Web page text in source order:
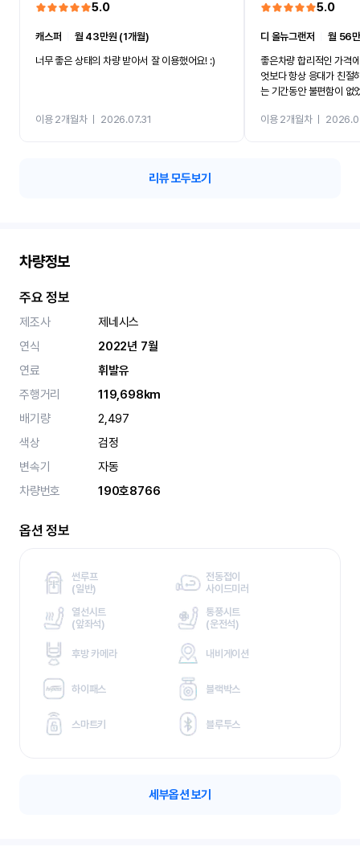
5.0
캐스퍼
월 43만원 (1개월)
너무 좋은 상태의 차량 받아서 잘 이용했어요! :)
이용 2개월차ㅣ 2026.07.31
5.0
디 올뉴그랜저 ㅣ월 56
좋은차량 합리적인 가격
엇보다 항상 응대가 친절
는 기간동안 불편함이 없
카 렌트 고민없이 강추합
이용 2개월차ㅣ
리뷰 모두보기
차량정보
주요 정보
제조사
제네시스
연식
2022년 7월
연료
휘발유
주행거리
119,698km
배기량
2,497
색상
검정
변속기
자동
차량번호
190호8766
옵션 정보
썬루프
(일반)
전동접이
사이드미러
열선시트
(앞좌석)
통풍시트
(운전석)
후방 카메라 내비게이션
하이패스 블랙박스
스마트키 블루투스
세부옵션 보기